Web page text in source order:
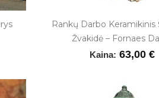
Rankų Darbo Keramikinis
Žvakidė – Fornaes
Kaina: 63,00 €